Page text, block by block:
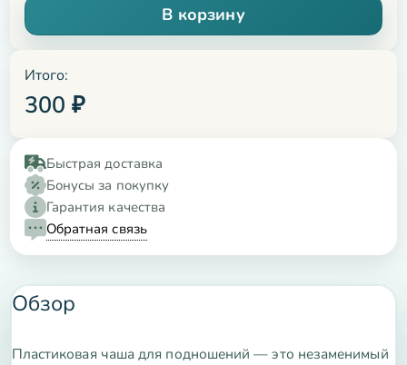
В корзину
Итого:
300 ₽
Быстрая доставка
Бонусы за покупку
Гарантия качества
Обратная связь
Обзор
Пластиковая чаша для подношений — это незаменимый